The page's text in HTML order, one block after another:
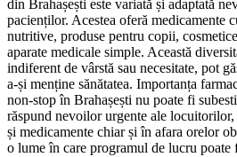
din Brahașești este variată și adaptată
pacienților. Acestea oferă medicamente
nutritive, produse pentru copii,
aparate medicale simple. Această
indiferent de vârstă sau necesitate, pot
a-și menține sănătatea. Importanța
non-stop în Brahașești nu poate fi
răspund nevoilor urgente ale
și medicamente chiar și în afara orelor
o lume în care programul de lucru